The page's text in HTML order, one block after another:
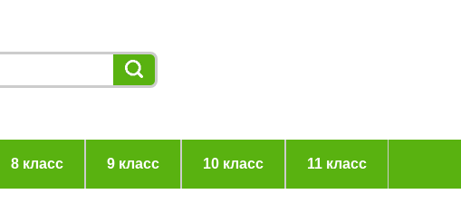
8 класс 9 класс 10 класс 11 класс